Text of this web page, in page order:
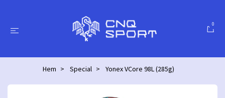
0
Hem Special Yonex VCore 98L (285g)